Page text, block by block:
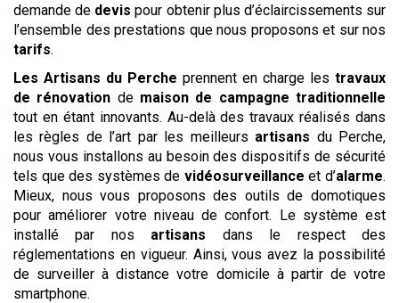
demande de devis pour obtenir plus d’éclaircissements sur
l’ensemble des prestations que nous proposons et sur nos
tarifs.
Les Artisans du Perche prennent en charge les travaux
de rénovation de maison de campagne traditionnelle
tout en étant innovants. Au-delà des travaux réalisés dans
les règles de l’art par les meilleurs artisans du Perche,
nous vous installons au besoin des dispositifs de sécurité
tels que des systèmes de vidéosurveillance et d’alarme.
Mieux, nous vous proposons des outils de domotiques
pour améliorer votre niveau de confort. Le système est
installé par nos artisans dans le respect des
réglementations en vigueur. Ainsi, vous avez la possibilité
de surveiller à distance votre domicile à partir de votre
smartphone.